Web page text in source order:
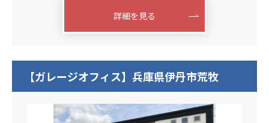
詳細を見る
【ガレージオフィス】兵庫県伊丹市荒牧